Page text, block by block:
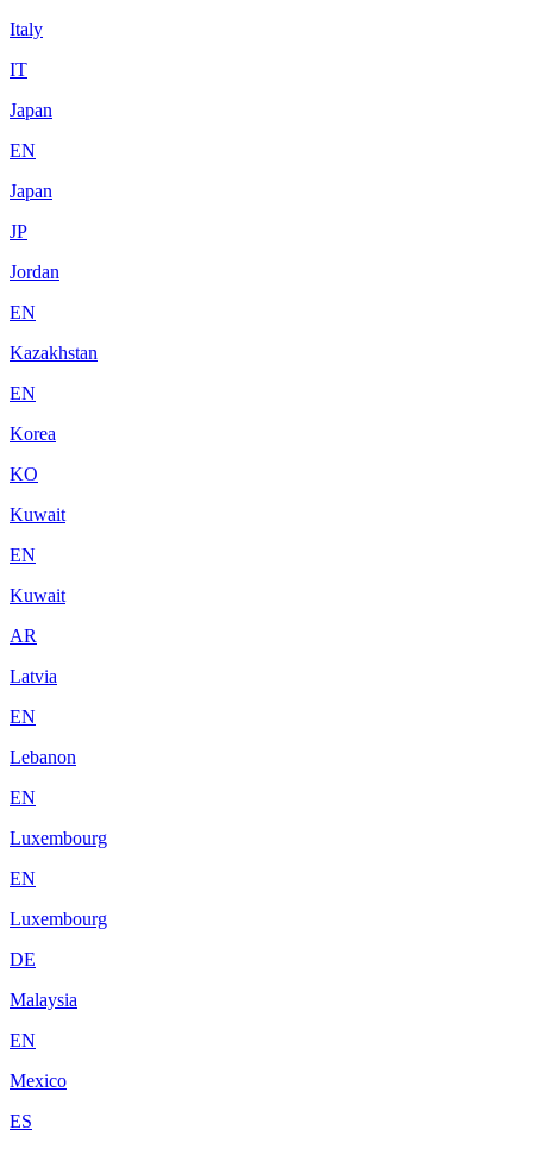
Italy
IT
Japan
EN
Japan
JP
Jordan
EN
Kazakhstan
EN
Korea
KO
Kuwait
EN
Kuwait
AR
Latvia
EN
Lebanon
EN
Luxembourg
EN
Luxembourg
DE
Malaysia
EN
Mexico
ES